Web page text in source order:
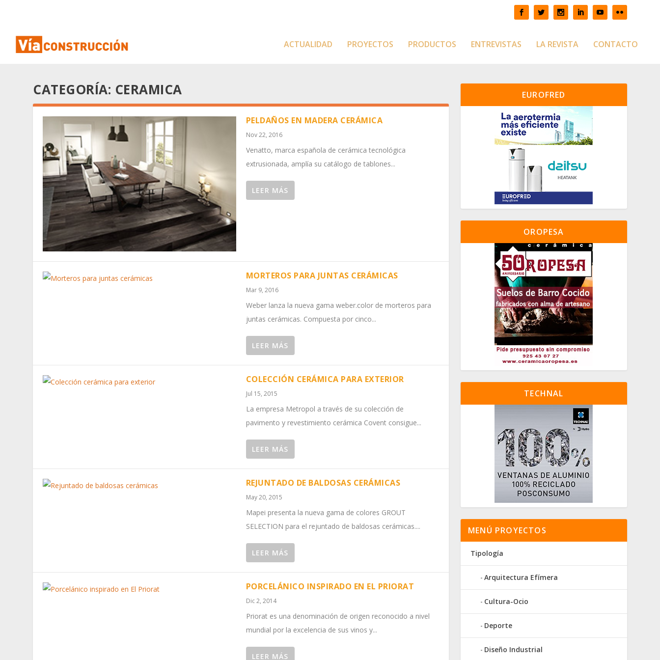
ACTUALIDAD PROYECTOS PRODUCTOS ENTREVISTAS LA REVISTA CONTACTO
CATEGORÍA: CERAMICA
PELDAÑOS EN MADERA CERÁMICA
Nov 22, 2016
Venatto, marca española de cerámica tecnológica
extrusionada, amplía su catálogo de tablones...
LEER MÁS
MORTEROS PARA JUNTAS CERÁMICAS
Mar 9, 2016
Weber lanza la nueva gama weber.color de morteros para
juntas cerámicas. Compuesta por cinco...
LEER MÁS
COLECCIÓN CERÁMICA PARA EXTERIOR
Jul 15, 2015
La empresa Metropol a través de su colección de
pavimento y revestimiento cerámica Covent consigue...
LEER MÁS
REJUNTADO DE BALDOSAS CERÁMICAS
May 20, 2015
Mapei presenta la nueva gama de colores GROUT
SELECTION para el rejuntado de baldosas cerámicas....
LEER MÁS
PORCELÁNICO INSPIRADO EN EL PRIORAT
Dic 2, 2014
Priorat es una denominación de origen reconocido a nivel
mundial por la excelencia de sus vinos y...
LEER MÁS
EUROFRED
OROPESA
TECHNAL
MENÚ PROYECTOS
Tipología
Arquitectura Efímera
Cultura-Ocio
Deporte
Diseño Industrial